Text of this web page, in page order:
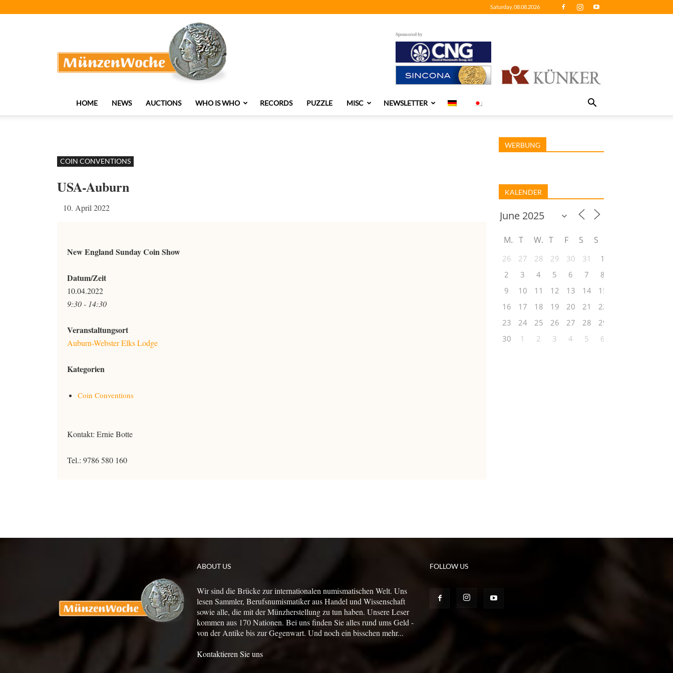
Saturday, 08.08.2026
Sponsored by
HOME NEWS AUCTIONS WHO IS WHO RECORDS PUZZLE MISC NEWSLETTER
COIN CONVENTIONS
USA-Auburn
10. April 2022
New England Sunday Coin Show
Datum/Zeit
10.04.2022
9:30 - 14:30
Veranstaltungsort
Auburn-Webster Elks Lodge
Kategorien
Coin Conventions
Kontakt: Ernie Botte
Tel.: 9786 580 160
WERBUNG
KALENDER
M T W T F S S
26 27 28 29 30 31
1
2
3 4 5 6 7
8
9
10 11 12 13 14
15
16
17 18 19 20 21
22
23
24 25 26 27 28
29
30
1 2 3 4 5 6
ABOUT US
Wir sind die Brücke zur internationalen numismatischen Welt. Uns
lesen Sammler, Berufsnumismatiker aus Handel und Wissenschaft
sowie alle, die mit der Münzherstellung zu tun haben. Unsere Leser
kommen aus 170 Nationen. Bei uns finden Sie alles rund ums Geld -
von der Antike bis zur Gegenwart. Und noch ein bisschen mehr...
Kontaktieren Sie uns
FOLLOW US